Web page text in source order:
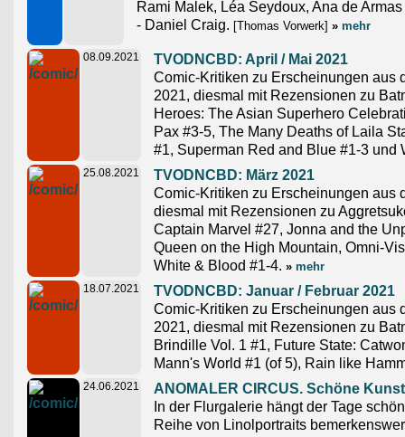
Rami Malek, Léa Seydoux, Ana de
- Daniel Craig. [Thomas Vorwerk] » mehr
08.09.2021
TVODNCBD: April / Mai 2021
Comic-Kritiken zu Erscheinungen aus
2021, diesmal mit Rezensionen zu
Heroes: The Asian Superhero
Pax #3-5, The Many Deaths of Laila
#1, Superman Red and Blue #1-3 und
25.08.2021
TVODNCBD: März 2021
Comic-Kritiken zu Erscheinungen aus
diesmal mit Rezensionen zu
Captain Marvel #27, Jonna and the
Queen on the High Mountain, Omni-
White & Blood #1-4. » mehr
18.07.2021
TVODNCBD: Januar / Februar 2021
Comic-Kritiken zu Erscheinungen aus
2021, diesmal mit Rezensionen zu
Brindille Vol. 1 #1, Future State:
Mann's World #1 (of 5), Rain like
24.06.2021
ANOMALER CIRCUS. Schöne
In der Flurgalerie hängt der Tage
Reihe von Linolportraits